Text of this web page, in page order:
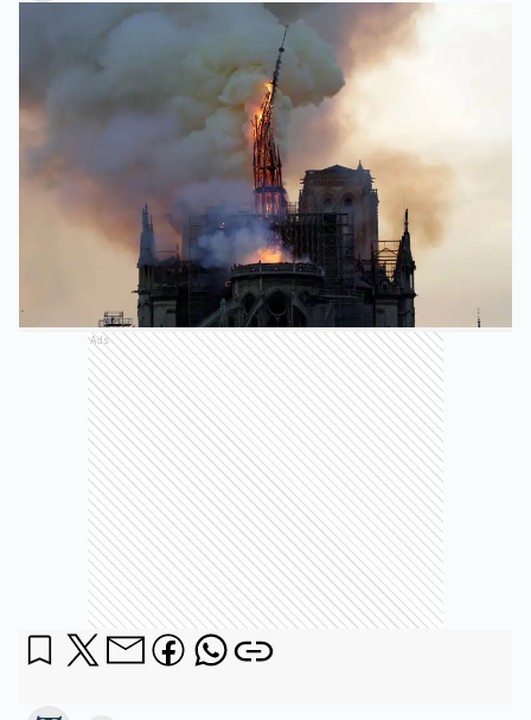
Ads